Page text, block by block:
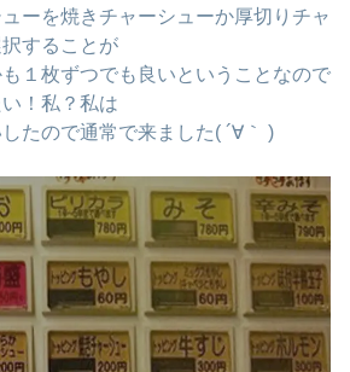
ーを焼きチャーシューか厚切りチャ
することが
１枚ずつでも良いということなので
！私？私は
たので通常で来ました( ´∀｀ )